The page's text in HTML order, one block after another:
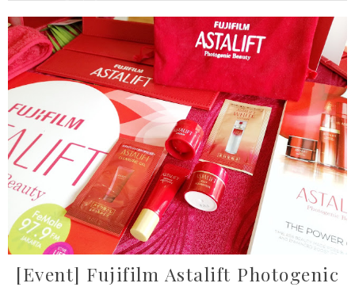
[Event] Fujifilm Astalift Photogenic